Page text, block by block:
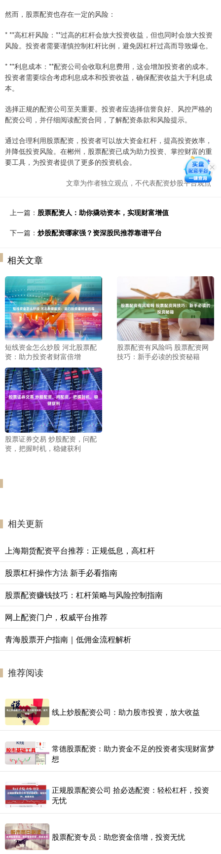
然而，股票配资也存在一定的风险：
* **高杠杆风险：**过高的杠杆会放大投资收益，但也同时会放大投资
风险。投资者需要谨慎控制杠杆比例，避免因杠杆过高而导致爆仓。
* **利息成本：**配资公司会收取利息费用，这会增加投资者的成本。
投资者需要综合考虑利息成本和投资收益，确保配资收益大于利息成
本。
选择正规的配资公司至关重要。投资者应选择信誉良好、风控严格的
配资公司，并仔细阅读配资合同，了解配资条款和风险提示。
通过合理利用股票配资，投资者可以放大资金杠杆，提高投资效率，
并降低投资风险。在郴州，股票配资已成为助力投资、掌控财富的重
要工具，为投资者提供了更多的投资机会。
文章为作者独立观点，不代表配资炒股平台观点
上一篇： 股票配资人：助你撬动资本，实现财富增值
下一篇： 炒股配资哪家强？资深股民推荐靠谱平台
相关文章
短线资金怎么炒股 河北股票配
资：助力投资者财富倍增
股票配资有风险吗 股票配资网
技巧：新手必读的投资秘籍
股票证券交易 炒股配资，问配
资，把握时机，稳健获利
相关更新
上海期货配资平台推荐：正规低息，高杠杆
股票杠杆操作方法 新手必看指南
股票配资赚钱技巧：杠杆策略与风险控制指南
网上配资门户，权威平台推荐
青海股票开户指南｜低佣金流程解析
推荐阅读
线上炒股配资公司：助力股市投资，放大收益
常德股票配资：助力资金不足的投资者实现财富梦
想
正规股票配资公司 拾必选配资：轻松杠杆，投资
无忧
股票配资专员：助您资金倍增，投资无忧